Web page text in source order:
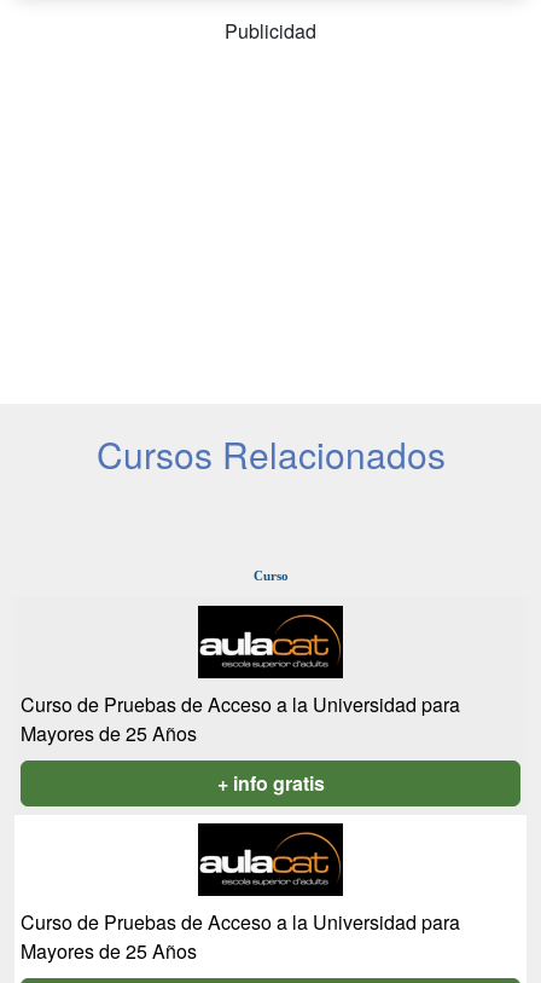
Publicidad
Cursos Relacionados
Curso
Curso de Pruebas de Acceso a la Universidad para
Mayores de 25 Años
+ info gratis
Curso de Pruebas de Acceso a la Universidad para
Mayores de 25 Años